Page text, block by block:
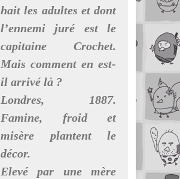
hait les adultes et dont
l’ennemi juré est le
capitaine Crochet.
Mais comment en est-
il arrivé là ?
Londres, 1887.
Famine, froid et
misère plantent le
décor.
Elevé par une mère